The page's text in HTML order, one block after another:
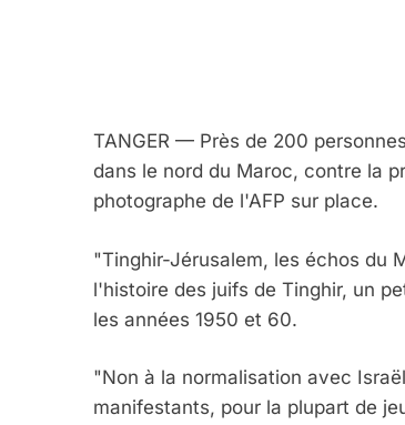
TANGER — Près de 200
dans le nord du Maroc, contre la
photographe de l'AFP sur place.
"Tinghir-Jérusalem, les échos du
l'histoire des juifs de Tinghir, un
les années 1950 et 60.
"Non à la normalisation avec
manifestants, pour la plupart de
5